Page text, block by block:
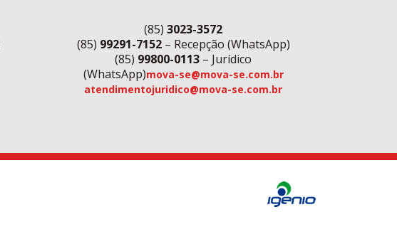
(85) 3023-3572
(85) 99291-7152– Recepção (WhatsApp)
(85) 99800-0113 – Jurídico
(WhatsApp)mova-se@mova-se.com.br
atendimentojuridico@mova-se.com.br